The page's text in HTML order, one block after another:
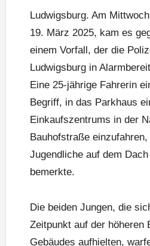
Ludwigsburg. Am
19. März 2025, kam es
einem Vorfall, der die
Ludwigsburg in
Eine 25-jährige Fahrerin
Begriff, in das Parkhaus
Einkaufszentrums in der
Bauhofstraße
Jugendliche auf dem
bemerkte.
Die beiden Jungen, die
Zeitpunkt auf der höheren
Gebäudes aufhielten,